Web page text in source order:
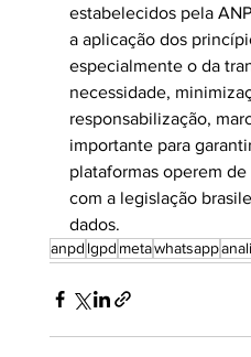
estabelecidos pela
a aplicação dos
especialmente o da
necessidade,
responsabilização,
importante para
plataformas operem
com a legislação
dados.
anpd lgpd metawhatsapp